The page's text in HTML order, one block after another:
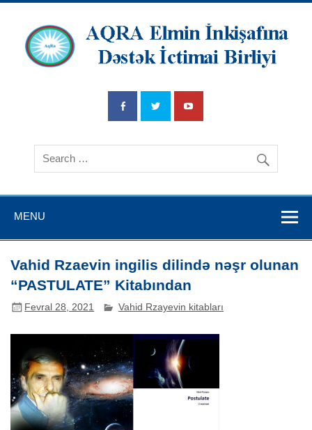
İnkişafına
Dətsək İctimai
Birliyi
MENU
Vahid Rzaevin ingilis dilində nəşr olunan
“PASTULATE” Kitabından
Fevral 28, 2021 Vahid Rzayevin kitabları